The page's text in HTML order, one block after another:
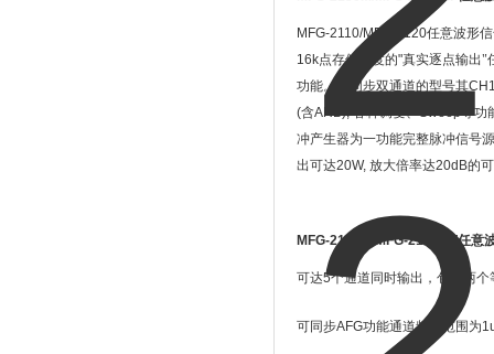
MFG-2110/MFG-2120任意波形
16k点存储深度的"真实逐点输出"
功能。可同步双通道的型号其
(含ARB),各种调变、Sweep等功
冲产生器为一功能完整脉冲信号源
出可达20W, 放大倍率达20dB的
MFG-2130M/MFG-2160MF 任意
可达5个通道同时输出，包括两
可同步AFG功能通道频率范围为